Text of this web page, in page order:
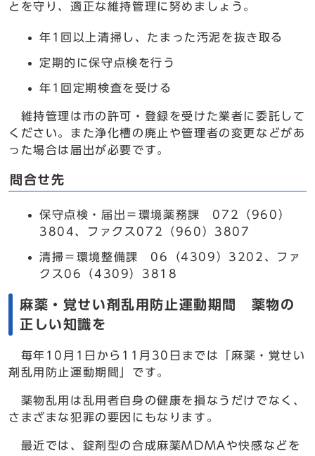
とを守り、適正な維持管理に努めましょう。
年1回以上清掃し、たまった汚泥を抜き取る
定期的に保守点検を行う
年1回定期検査を受ける
維持管理は市の許可・登録を受けた業者に委託して
ください。また浄化槽の廃止や管理者の変更などがあ
った場合は届出が必要です。
問合せ先
保守点検・届出＝環境薬務課 072（960）
3804、ファクス072（960）3807
清掃＝環境整備課 06（4309）3202、ファ
クス06（4309）3818
麻薬・覚せい剤乱用防止運動期間 薬物の
正しい知識を
毎年10月1日から11月30日までは「麻薬・覚せい
剤乱用防止運動期間」です。
薬物乱用は乱用者自身の健康を損なうだけでなく、
さまざまな犯罪の要因にもなります。
最近では、錠剤型の合成麻薬MDMAや快感などを